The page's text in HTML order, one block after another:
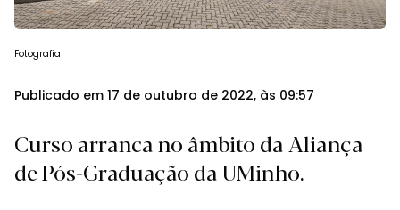
Fotografia
Publicado em 17 de outubro de 2022, às 09:57
Curso arranca no âmbito da Aliança
de Pós-Graduação da UMinho.